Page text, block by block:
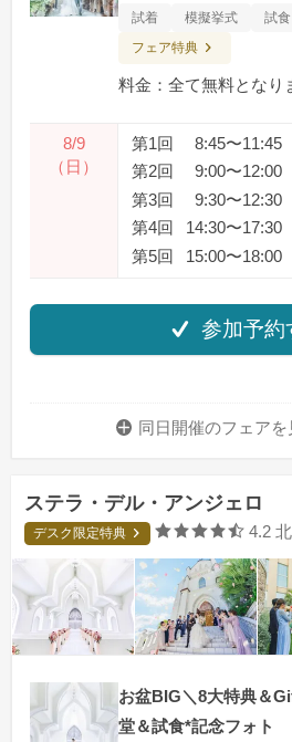
試着 模擬挙式 試食
フェア特典
料金：全て無料となり
8/9
（日）
第1回 8:45〜11:45
第2回
9:00〜12:00
第3回
9:30〜12:30
第4回
14:30〜17:30
第5回
15:00〜18:00
参加予約
同日開催のフェアを
ステラ・デル・アンジェロ
デスク限定特典 口コ
4.2 北
お盆BIG＼8大特典＆
堂＆試食*記念フォト